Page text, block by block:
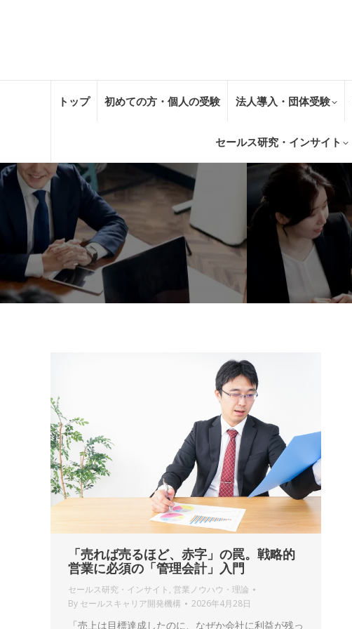
トップ 初めての方・個人の受験 法人導入・団体受験
セールス研究・インサイト
「売れば売るほど、赤字」の罠。戦略的
営業に必須の「管理会計」入門
セールス研究・インサイト , 営業ノウハウ・理論
By セールスキャリア開発機構 2026年4月28日
「売上は目標達成したのに、なぜか会社に利益が残っ